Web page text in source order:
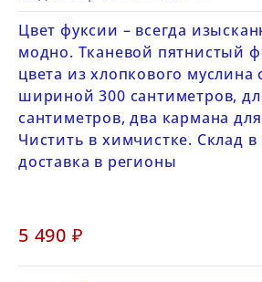
Цвет фуксии – всегда
модно. Тканевой пятнистый
цвета из хлопкового муслина
шириной 300 сантиметров,
сантиметров, два кармана
Чистить в химчистке. Склад
доставка в регионы
5 490 ₽